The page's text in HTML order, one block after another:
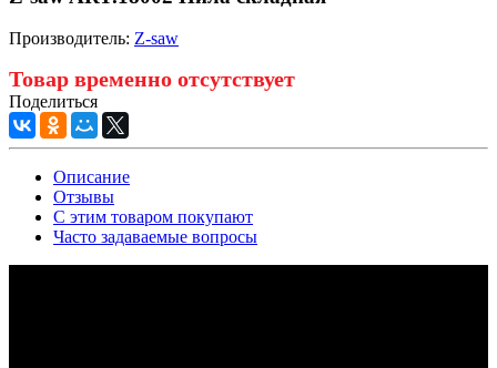
Производитель: Z-saw
Товар временно отсутствует
Поделиться
Описание
Отзывы
С этим товаром покупают
Часто задаваемые вопросы